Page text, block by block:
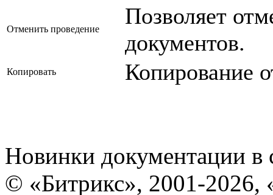
Отменить проведение
Позволяет
документов.
Копировать Копирование
Новинки документации в
© «Битрикс», 2001-2026,